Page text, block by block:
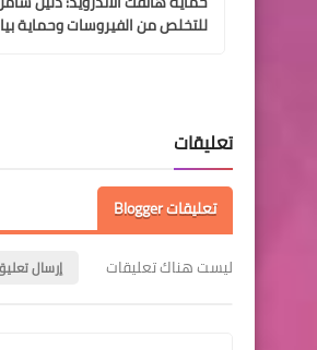
للتخلص من الفيروسات وحماية
تعليقات
تعليقات Blogger
ليست هناك تعليقات إرسال